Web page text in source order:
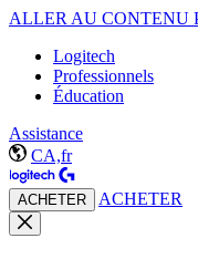
ALLER AU CONTENU
Logitech
Professionnels
Éducation
Assistance
CA,fr
ACHETER ACHETER